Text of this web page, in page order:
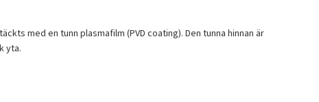
med en tunn plasmafilm (PVD coating). Den tunna hinnan är
yta.